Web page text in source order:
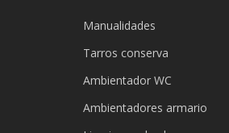
Manualidades
Tarros conserva
Ambientador WC
Ambientadores armario